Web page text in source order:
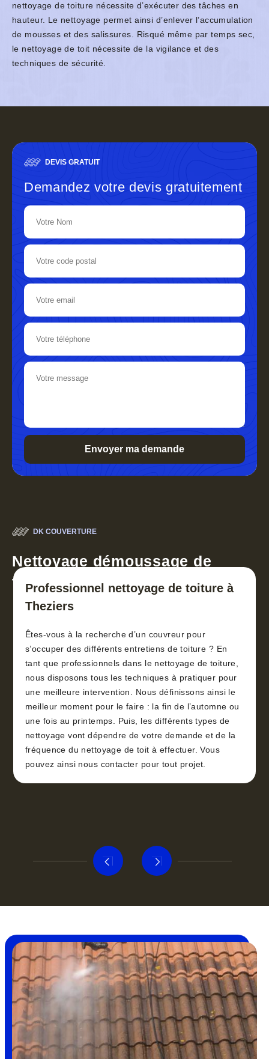
nettoyage de toiture nécessite d’exécuter des tâches en
hauteur. Le nettoyage permet ainsi d’enlever l’accumulation
de mousses et des salissures. Risqué même par temps sec,
le nettoyage de toit nécessite de la vigilance et des
techniques de sécurité.
DEVIS GRATUIT
Demandez votre devis gratuitement
DK COUVERTURE
Nettoyage démoussage de
toiture 30
Professionnel nettoyage de toiture à
Theziers
Êtes-vous à la recherche d’un couvreur pour
s’occuper des différents entretiens de toiture ? En
tant que professionnels dans le nettoyage de toiture,
nous disposons tous les techniques à pratiquer pour
une meilleure intervention. Nous définissons ainsi le
meilleur moment pour le faire : la fin de l’automne ou
une fois au printemps. Puis, les différents types de
nettoyage vont dépendre de votre demande et de la
fréquence du nettoyage de toit à effectuer. Vous
pouvez ainsi nous contacter pour tout projet.